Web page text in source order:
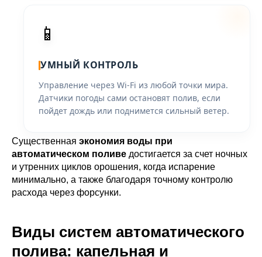
📱
УМНЫЙ КОНТРОЛЬ
Управление через Wi-Fi из любой точки мира.
Датчики погоды сами остановят полив, если
пойдет дождь или поднимется сильный ветер.
Существенная экономия воды при
автоматическом поливе достигается за счет ночных
и утренних циклов орошения, когда испарение
минимально, а также благодаря точному контролю
расхода через форсунки.
Виды систем автоматического
полива: капельная и